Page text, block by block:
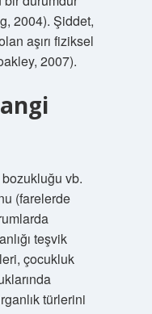
2004). Şiddet,
aşırı fiziksel
2007).
vb.
(farelerde
teşvik
çocukluk
türlerini